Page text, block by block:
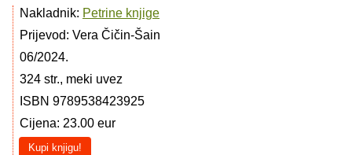
Nakladnik: Petrine knjige
Prijevod: Vera Čičin-Šain
06/2024.
324 str., meki uvez
ISBN 9789538423925
Cijena: 23.00 eur
Kupi knjigu!